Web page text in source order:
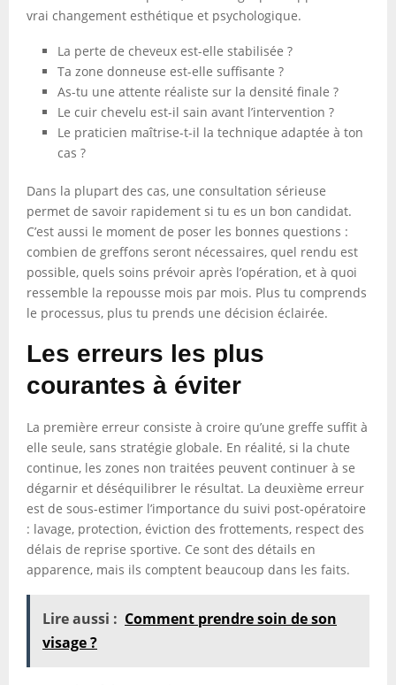
vrai changement esthétique et psychologique.
La perte de cheveux est-elle stabilisée ?
Ta zone donneuse est-elle suffisante ?
As-tu une attente réaliste sur la densité finale ?
Le cuir chevelu est-il sain avant l’intervention ?
Le praticien maîtrise-t-il la technique adaptée à ton
cas ?
Dans la plupart des cas, une consultation sérieuse
permet de savoir rapidement si tu es un bon candidat.
C’est aussi le moment de poser les bonnes questions :
combien de greffons seront nécessaires, quel rendu est
possible, quels soins prévoir après l’opération, et à quoi
ressemble la repousse mois par mois. Plus tu comprends
le processus, plus tu prends une décision éclairée.
Les erreurs les plus
courantes à éviter
La première erreur consiste à croire qu’une greffe suffit à
elle seule, sans stratégie globale. En réalité, si la chute
continue, les zones non traitées peuvent continuer à se
dégarnir et déséquilibrer le résultat. La deuxième erreur
est de sous-estimer l’importance du suivi post-opératoire
: lavage, protection, éviction des frottements, respect des
délais de reprise sportive. Ce sont des détails en
apparence, mais ils comptent beaucoup dans les faits.
Lire aussi : Comment prendre soin de son
visage ?